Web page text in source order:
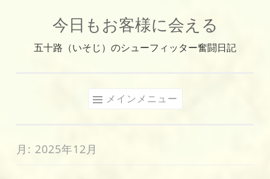
ッ
今日もお客様に会える
五十路（いそじ）のシューフィッター奮闘日記
メインメニュー
月: 2025年12月